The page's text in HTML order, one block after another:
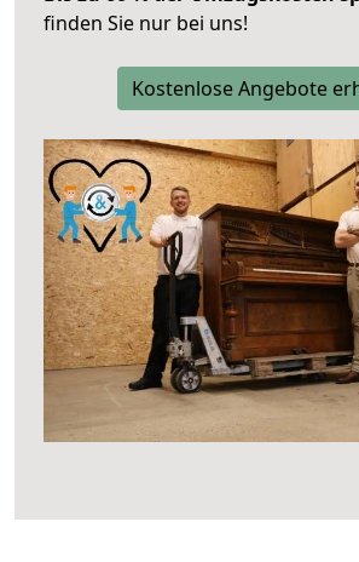
finden Sie nur bei uns!
Kostenlose Angebote